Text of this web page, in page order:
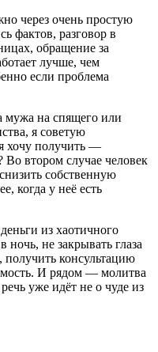
через очень простую
фактов, разговор в
обращение за
лучше, чем
если проблема
мужа на спящего или
, я советую
хочу получить —
втором случае человек
собственную
когда у неё есть
из хаотичного
ночь, не закрывать глаза
получить консультацию
И рядом — молитва
уже идёт не о чуде из